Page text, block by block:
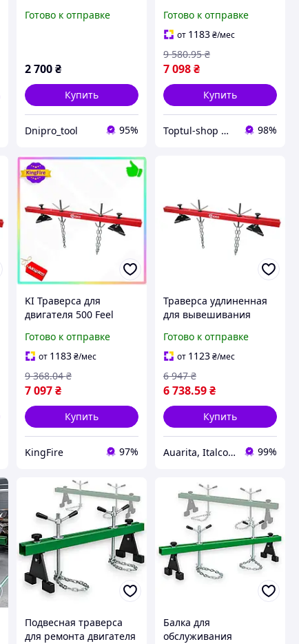
G02190
Готово к отправке
2 700 ₴
Купить
Dnipro_tool 95%
для вывешивания
моторов и КПП
Готово к отправке
от 1183₴/мес
7 098₴
9 580.95 ₴
Купить
Toptul-shop Интернет магазин 98%
KI Траверса для
двигателя 500 Feel
стальная опора для
вывешивания моторов
и КПП униве FIR41_R
Готово к отправке
от 1183 ₴/мес
7 097 ₴
9 368.04 ₴
Купить
KingFire 97%
Траверса удлиненная
для вывешивания
захватами 500 кг
TRV0500L (ХЗСО)
Готово к отправке
от 1123₴/мес
6 738.59₴
6 947 ₴
Купить
Auarita, Italco - премиальное покрасочное оборудование 99%
Подвесная траверса
для ремонта двигателя
Балка для
обслуживания